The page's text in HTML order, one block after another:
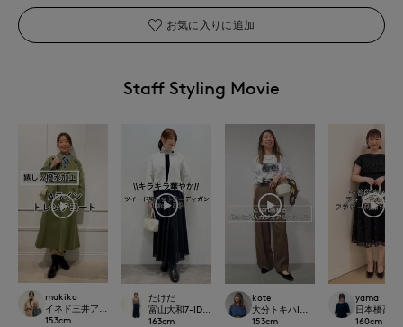
お気に入りに追加
Staff Styling Movie
makiko
イネド三井アウトレットパーク多摩南大沢店
153cm
たけだ
富山大和7-IDconcept.
163cm
kote
大分トキハINED
153cm
yama
日本橋高島
160cm